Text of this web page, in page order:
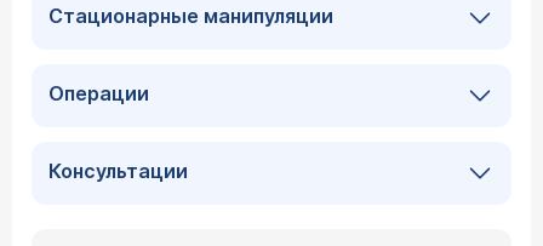
Стационарные манипуляции
Операции
Консультации